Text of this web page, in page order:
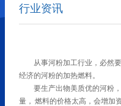
行业资讯
从事河粉加工行业，必然要
经济的河粉的加热燃料。
要生产出物美质优的河粉，
量， 燃料的价格太高，会增加